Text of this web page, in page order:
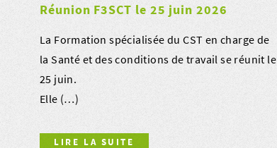
Réunion F3SCT le 25 juin 2026
La Formation spécialisée du CST en charge de
la Santé et des conditions de travail se réunit le
25 juin.
Elle (…)
LIRE LA SUITE